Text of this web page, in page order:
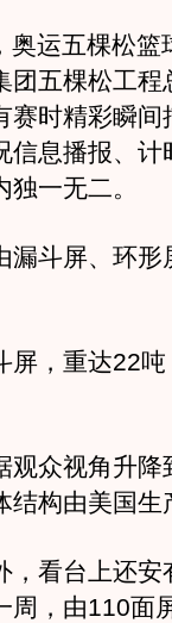
运五棵松篮
团五棵松工程
赛时精彩瞬间
信息播报、计
一无二。
斗屏、环形
，重达22吨
观众视角升降
结构由美国生
看台上还安
周，由110面